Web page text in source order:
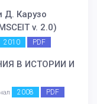
Д. Карузо
v. 2.0)
2010 PDF
В ИСТОРИИ И
2008 PDF